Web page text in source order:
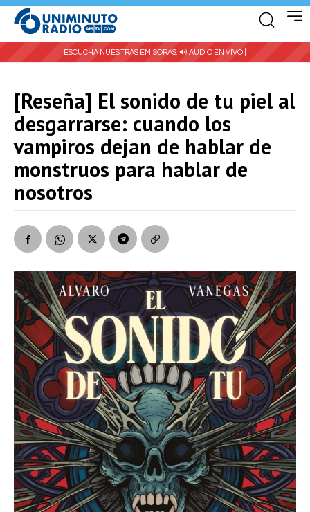
ESCUCHA NUESTRAS EMISORAS: 🔊 AUDIO EN VIVO |
[Reseña] El sonido de tu piel al
desgarrarse: cuando los
vampiros dejan de hablar de
monstruos para hablar de
nosotros